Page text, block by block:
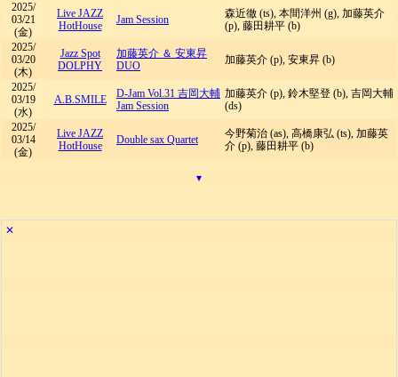
2025/
03/21
(金)
Live JAZZ
HotHouse
Jam Session
森近徹 (ts), 本間洋州 (g), 加藤英介
(p), 藤田耕平 (b)
2025/
03/20
(木)
Jazz Spot
DOLPHY
加藤英介 ＆ 安東昇
DUO
加藤英介 (p), 安東昇 (b)
2025/
03/19
(水)
A.B.SMILE
D-Jam Vol.31 吉岡大輔
Jam Session
加藤英介 (p), 鈴木堅登 (b), 吉岡大輔
(ds)
2025/
03/14
(金)
Live JAZZ
HotHouse
Double sax Quartet
今野菊治 (as), 高橋康弘 (ts), 加藤英
介 (p), 藤田耕平 (b)
▾
✕